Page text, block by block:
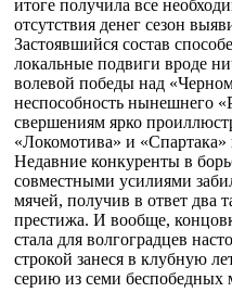
итоге получила все
отсутствия денег сезон
Застоявшийся состав
локальные подвиги вроде
волевой победы над
неспособность нынешнего
свершениям ярко
«Локомотива» и «Спартака»
Недавние конкуренты в
совместными усилиями
мячей, получив в ответ два
престижа. И вообще,
стала для волгоградцев
строкой занеся в клубную
серию из семи беспобедных